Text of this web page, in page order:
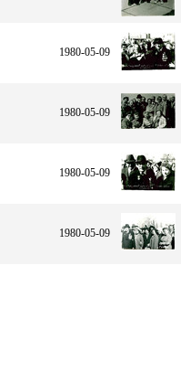
1980-05-09
1980-05-09
1980-05-09
1980-05-09